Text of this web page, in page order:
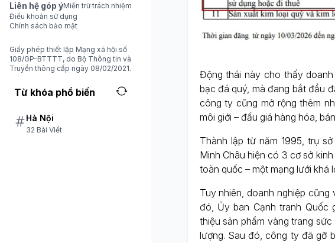
Liên hệ góp ýMiễn trừ trách nhiệm
Điều khoản sử dụng
Chính sách bảo mật
Giấy phép thiết lập Mạng xã hội số
108/GP-BTTTT, do Bộ Thông tin và
Truyền thông cấp ngày 08/02/2021.
Từ khóa phổ biến
Hà Nội
32 Bài Viết
Động thái này cho thấy
bạc đá quý, mà đang bắt đầu
công ty cũng mở rộng thêm
môi giới – đấu giá hàng hóa,
Thành lập từ năm 1995, trụ
Minh Châu hiện có 3 cơ sở
toàn quốc – một mạng lưới khá
Tuy nhiên, doanh nghiệp
đó, Ủy ban Cạnh tranh Quốc
thiệu sản phẩm vàng trang
lượng. Sau đó, công ty đã gỡ